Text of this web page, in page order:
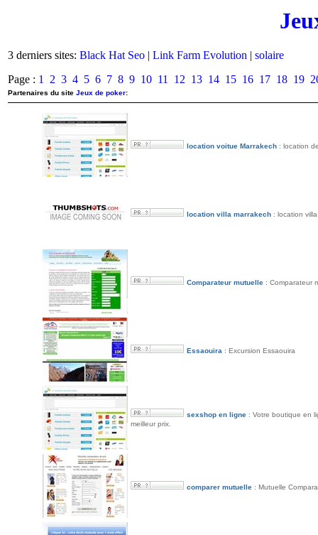
3 derniers sites: Black Hat Seo | Link Farm Evolution | solaire
Page : 1 2 3 4 5 6 7 8 9 10 11 12 13 14 15 16 17 18 19
Partenaires du site Jeux de poker:
location voitue Marrakech: location
location villa marrakech: location villa
Comparateur mutuelle: Comparateur
Essaouira : Excursion Essaouira
sexshop en ligne: Votre boutique en
meilleur prix.
comparer mutuelle : Mutuelle